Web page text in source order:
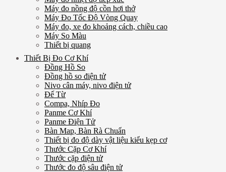
Máy đo nồng độ cồn hơi thở
Máy Đo Tốc Độ Vòng Quay
Máy đo, xe đo khoảng cách, chiều cao
Máy So Màu
Thiết bị quang
Thiết Bị Đo Cơ Khí
Đồng Hồ So
Đồng hồ so điện tử
Nivo cân máy, nivo điện tử
Đế Từ
Compa, Nhíp Đo
Panme Cơ Khí
Panme Điện Tử
Bàn Map, Bàn Rà Chuẩn
Thiết bị đo độ dày vật liệu kiểu kẹp cơ
Thước Cặp Cơ Khí
Thước cặp điện tử
Thước đo độ sâu điện tử